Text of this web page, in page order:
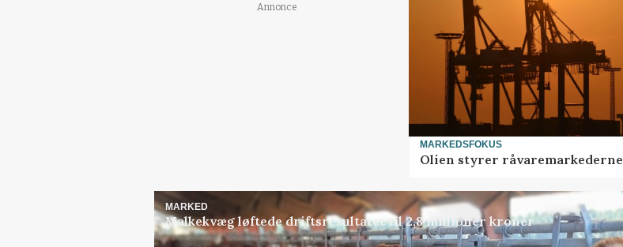
Annonce
MARKEDSFOKUS
Olien styrer råvaremarkederne
MARKED
Malkekvæg løftede driftsresultatet til 2,8 millioner kroner